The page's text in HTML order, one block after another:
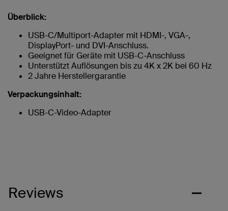
Überblick:
USB-C/Multiport-Adapter mit HDMI-, VGA-,
DisplayPort- und DVI-Anschluss.
Geeignet für Geräte mit USB-C-Anschluss
Unterstützt Auflösungen bis zu 4K x 2K bei 60 Hz
2 Jahre Herstellergarantie
Verpackungsinhalt:
USB-C-Video-Adapter
Reviews